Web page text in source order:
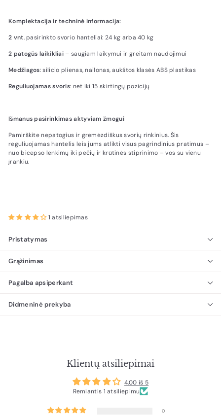
Komplektacija ir techninė informacija:
2 vnt. pasirinkto svorio hanteliai: 24 kg arba 40 kg
2 patogūs laikikliai – saugiam laikymui ir greitam naudojimui
Medžiagos: silicio plienas, nailonas, aukštos klasės ABS plastikas
Reguliuojamas svoris: net iki 15 skirtingų pozicijų
Išmanus pasirinkimas aktyviam žmogui
Pamirškite nepatogius ir gremėzdiškus svorių rinkinius. Šis
reguliuojamas hantelis leis jums atlikti visus pagrindinius pratimus –
nuo bicepso lenkimų iki pečių ir krūtinės stiprinimo – vos su vienu
įrankiu.
1 atsiliepimas
Pristatymas
Grąžinimas
Pagalba apsiperkant
Didmeninė prekyba
Klientų atsiliepimai
4.00 iš 5
Remiantis 1 atsiliepimu
0